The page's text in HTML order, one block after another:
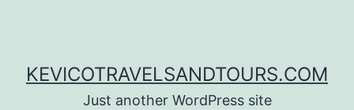
KEVICOTRAVELSANDTOURS.COM
Just another WordPress site